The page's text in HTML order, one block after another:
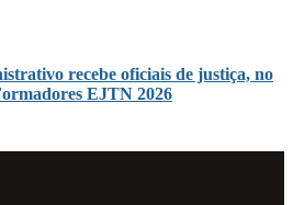
recebe oficiais de justiça, no
EJTN 2026